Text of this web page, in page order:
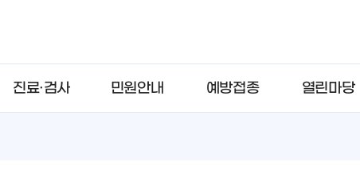
진료·검사 민원안내 예방접종 열린마당